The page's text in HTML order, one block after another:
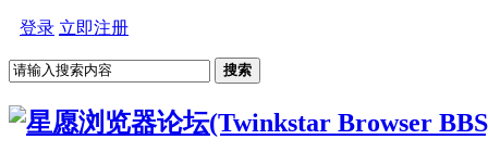
登录 立即注册
搜索